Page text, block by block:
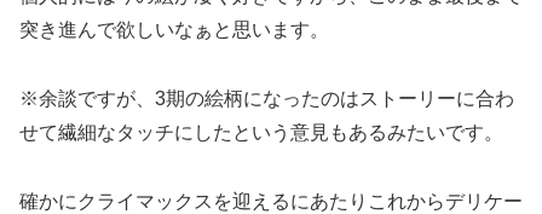
突き進んで欲しいなぁと思います。
※余談ですが、3期の絵柄になったのはストーリーに合わ
せて繊細なタッチにしたという意見もあるみたいです。
確かにクライマックスを迎えるにあたりこれからデリケー